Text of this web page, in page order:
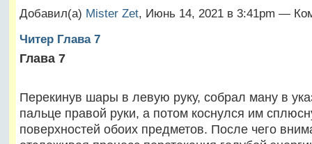
Добавил(а) Mister Zet, Июнь 14, 2021 в 3:41pm —
Читер Глава 7
Глава 7
Перекинув шары в левую руку, собрал ману в
пальце правой руки, а потом коснулся им
поверхностей обоих предметов. После чего